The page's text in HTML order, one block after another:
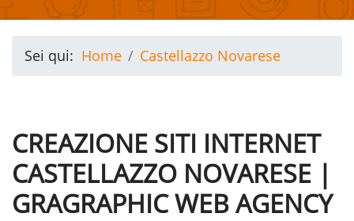
Sei qui: Home Castellazzo Novarese
CREAZIONE SITI INTERNET
CASTELLAZZO NOVARESE |
GRAGRAPHIC WEB AGENCY